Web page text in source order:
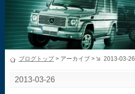
ブログトップ> アーカイブ > 2013-03-26
2013-03-26